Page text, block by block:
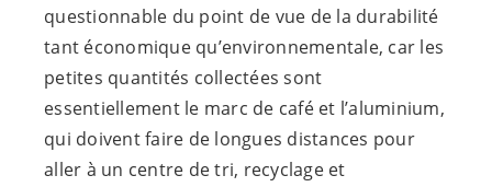
questionnable du point de vue de la durabilité
tant économique qu’environnementale, car les
petites quantités collectées sont
essentiellement le marc de café et l’aluminium,
qui doivent faire de longues distances pour
aller à un centre de tri, recyclage et